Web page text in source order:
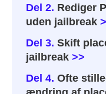
Del 2. Rediger
uden jailbreak
Del 3. Skift
jailbreak >>
Del 4. Ofte